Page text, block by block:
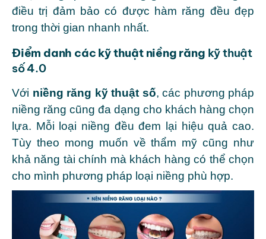
điều trị đảm bảo có được hàm răng đều đẹp
trong thời gian nhanh nhất.
Điểm danh các kỹ thuật niềng răng kỹ thuật
số 4.0
Với niềng răng kỹ thuật số, các phương pháp
niềng răng cũng đa dạng cho khách hàng chọn
lựa. Mỗi loại niềng đều đem lại hiệu quả cao.
Tùy theo mong muốn về thẩm mỹ cũng như
khả năng tài chính mà khách hàng có thể chọn
cho mình phương pháp loại niềng phù hợp.